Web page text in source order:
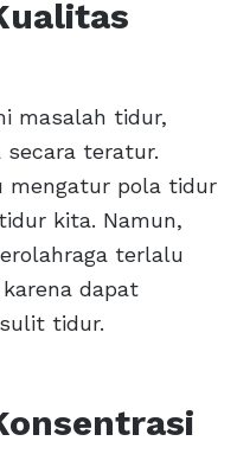
masalah tidur,
teratur.
mengatur pola tidur
kita. Namun,
terlalu
dapat
tidur.